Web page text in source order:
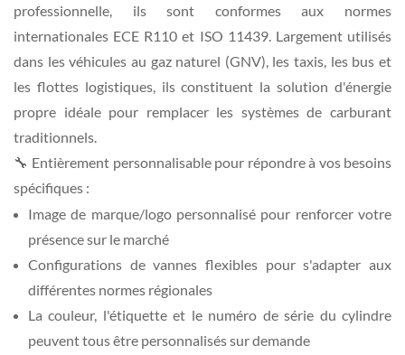
professionnelle, ils sont conformes aux normes
internationales ECE R110 et ISO 11439. Largement utilisés
dans les véhicules au gaz naturel (GNV), les taxis, les bus et
les flottes logistiques, ils constituent la solution d'énergie
propre idéale pour remplacer les systèmes de carburant
traditionnels.
🔧 Entièrement personnalisable pour répondre à vos besoins
spécifiques :
Image de marque/logo personnalisé pour renforcer votre
présence sur le marché
Configurations de vannes flexibles pour s'adapter aux
différentes normes régionales
La couleur, l'étiquette et le numéro de série du cylindre
peuvent tous être personnalisés sur demande